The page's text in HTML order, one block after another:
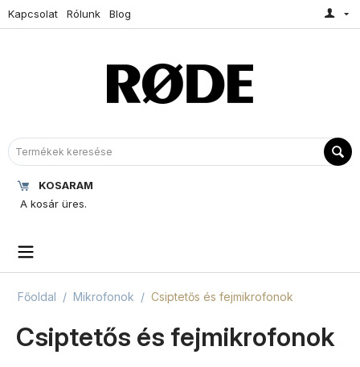
Kapcsolat Rólunk Blog
KOSARAM
A kosár üres.
Főoldal / Mikrofonok / Csiptetős és fejmikrofonok
Csiptetős és fejmikrofonok